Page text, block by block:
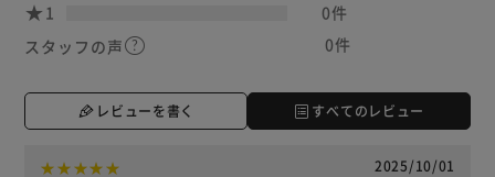
1
0件
スタッフの声
0件
レビューを書く すべてのレビュー
2025/10/01